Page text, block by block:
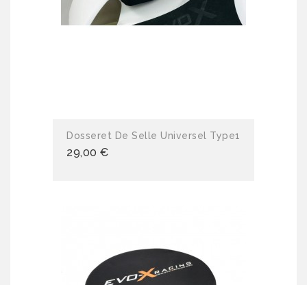
Dosseret De Selle Universel Type1
29,00 €